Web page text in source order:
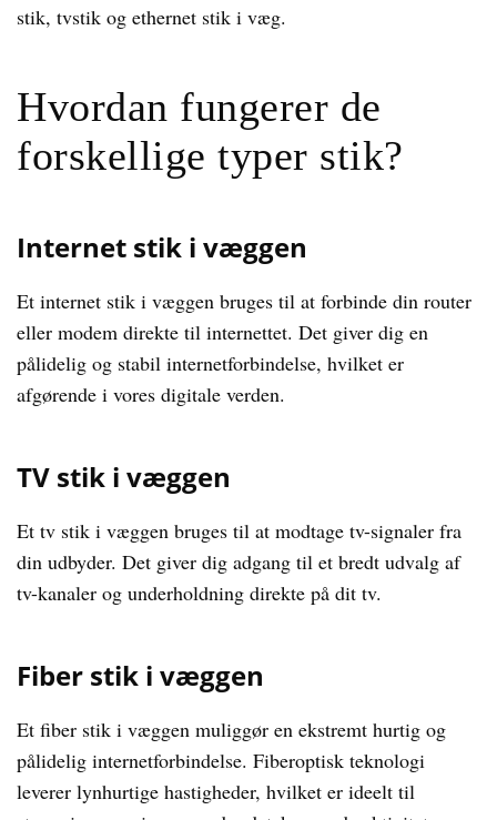
stik, tvstik og ethernet stik i væg.
Hvordan fungerer de
forskellige typer stik?
Internet stik i væggen
Et internet stik i væggen bruges til at forbinde din router
eller modem direkte til internettet. Det giver dig en
pålidelig og stabil internetforbindelse, hvilket er
afgørende i vores digitale verden.
TV stik i væggen
Et tv stik i væggen bruges til at modtage tv-signaler fra
din udbyder. Det giver dig adgang til et bredt udvalg af
tv-kanaler og underholdning direkte på dit tv.
Fiber stik i væggen
Et fiber stik i væggen muliggør en ekstremt hurtig og
pålidelig internetforbindelse. Fiberoptisk teknologi
leverer lynhurtige hastigheder, hvilket er ideelt til